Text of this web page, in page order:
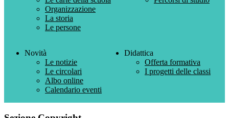
Organizzazione
La storia
Le persone
Novità
Le notizie
Le circolari
Albo online
Calendario eventi
Didattica
Offerta formativa
I progetti delle classi